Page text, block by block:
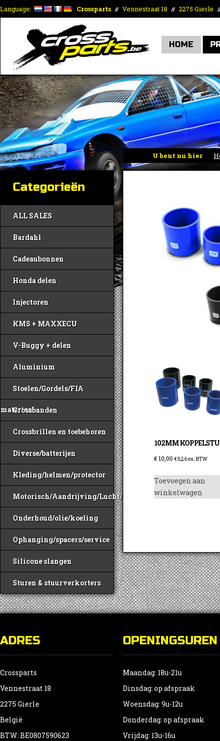
Language: Crossparts // Vennestraat 18 // 2275 Gierle
HOME
U bent nu hier
Categorieën
ALL SALES
Bardahl
Cadeaubonnen
Honda delen
Injectoren
KMS + MAXXECU
V-Buggy + delen
Aluminium
Stoelen/Gordels/FIA
materiaal
Crossbanden
Crossbrillen en toebehoren
Diverse/batterijen
Kleding/helmen/protector
Motorisch/Aandrijving/Lucht/Benzine
Onderhoud/olie/koeling
Ophanging/spacers/service
Silicone slangen
Sturen & stuurverkorters
102MM
€10,00 €8,26ex. BTW
Toevoegen aan
winkelwagen
ADRES
Crossparts
Vennestraat 18
2275 Gierle
België
BTW: BE0807590623
OPENINGSUREN
Maandag: 18u-21u
Dinsdag: op afspraak
Woensdag: 9u-12u
Donderdag: op afspraak
Vrijdag: 13u-16u